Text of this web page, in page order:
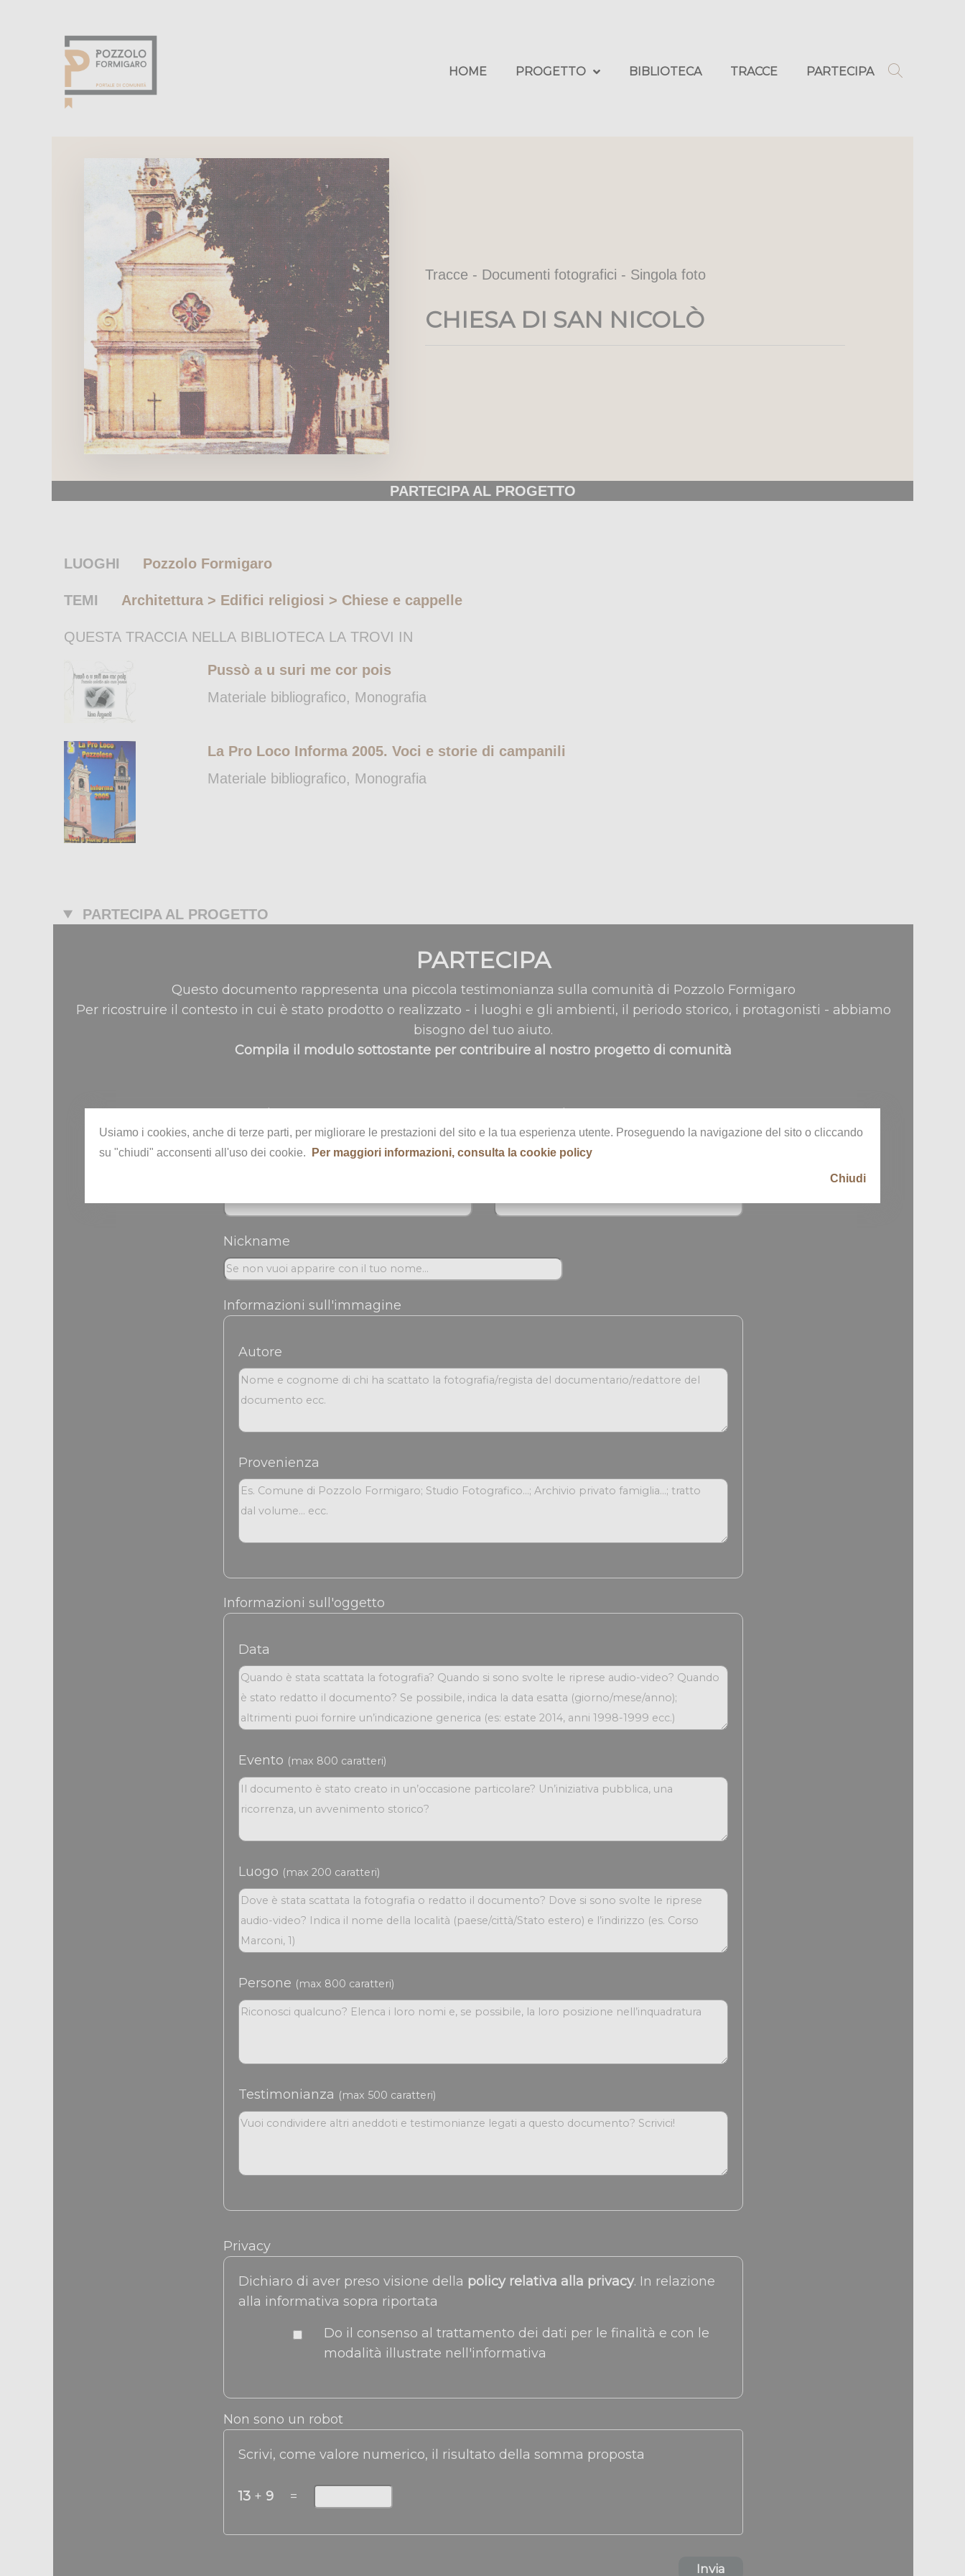
HOME PROGETTO BIBLIOTECA TRACCE PARTECIPA
Tracce - Documenti fotografici - Singola foto
CHIESA DI SAN NICOLÒ
PARTECIPA AL PROGETTO
LUOGHI Pozzolo Formigaro
TEMI Architettura > Edifici religiosi > Chiese e cappelle
QUESTA TRACCIA NELLA BIBLIOTECA LA TROVI IN
Pussò a u suri me cor pois
Materiale bibliografico, Monografia
La Pro Loco Informa 2005. Voci e storie di campanili
Materiale bibliografico, Monografia
PARTECIPA AL PROGETTO
PARTECIPA
Questo documento rappresenta una piccola testimonianza sulla comunità di Pozzolo Formigaro
Per ricostruire il contesto in cui è stato prodotto o realizzato - i luoghi e gli ambienti, il periodo storico, i protagonisti - abbiamo
bisogno del tuo aiuto.
Compila il modulo sottostante per contribuire al nostro progetto di comunità
Nome * Cognome *
Nickname
Informazioni sull'immagine
Autore
Provenienza
Informazioni sull'oggetto
Data
Evento (max 800 caratteri)
Luogo (max 200 caratteri)
Persone (max 800 caratteri)
Testimonianza (max 500 caratteri)
Privacy
Dichiaro di aver preso visione della policy relativa alla privacy. In relazione
alla informativa sopra riportata
Do il consenso al trattamento dei dati per le finalità e con le
modalità illustrate nell'informativa
Non sono un robot
Scrivi, come valore numerico, il risultato della somma proposta
13 + 9 =
Invia
Usiamo i cookies, anche di terze parti, per migliorare le prestazioni del sito e la tua esperienza utente. Proseguendo la navigazione del sito o cliccando
su "chiudi" acconsenti all'uso dei cookie.
Per maggiori informazioni, consulta la cookie policy
Chiudi